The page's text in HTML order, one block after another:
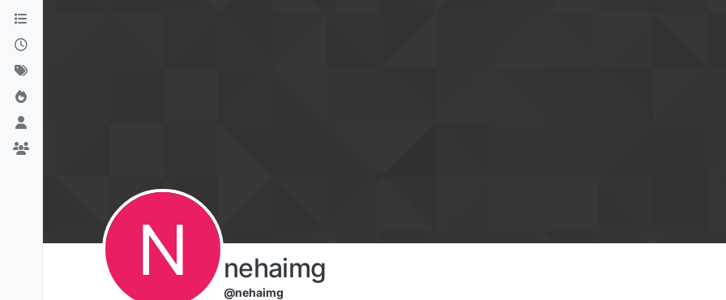
Aller directement au contenu
N nehaimg
@nehaimg